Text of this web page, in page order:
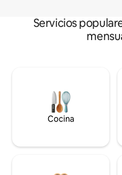
Servicios
Cocina